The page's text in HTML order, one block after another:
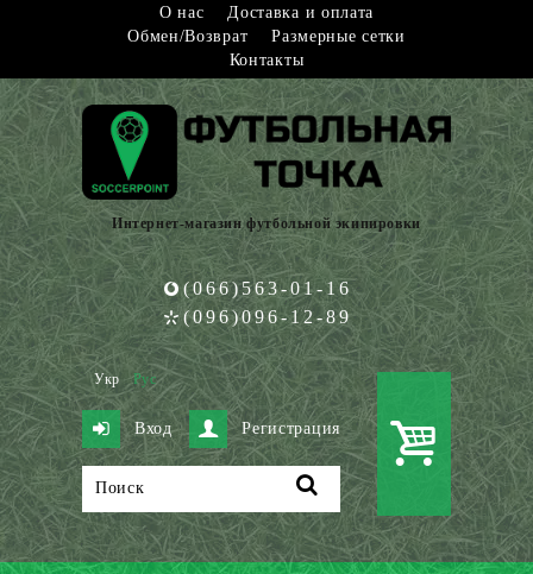
О нас
Доставка и оплата
Обмен/Возврат
Размерные сетки
Контакты
Интернет-магазин футбольной экипировки
(066)563-01-16
(096)096-12-89
Укр Рус
Вход Регистрация